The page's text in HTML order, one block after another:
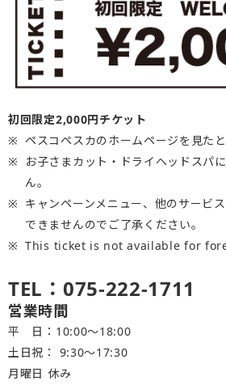
初回限定2,000円チケット
ペスコペスカのホームページを見た
お子さまカット・ドライヘッドスパ
ん。
キャンペーンメニュー、他のサービ
できませんのでご了承ください。
This ticket is not available for
TEL：075-222-1711
営業時間
平 日：10:00～18:00
土日祝： 9:30〜17:30
月曜日 休み